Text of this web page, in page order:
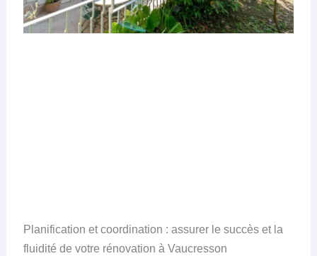
Planification et coordination : assurer le succès et la
fluidité de votre rénovation à Vaucresson